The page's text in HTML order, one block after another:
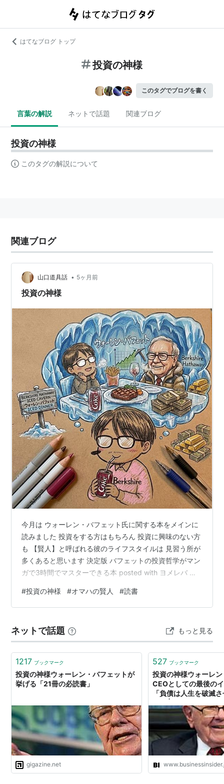
はてなブログ トップ
投資の神様
このタグでブログを書く
言葉の解説 ネットで話題 関連ブログ
投資の神様
このタグの解説について
関連ブログ
山口道具話 • 5ヶ月前
投資の神様
今月は ウォーレン・バフェット氏に関する本をメインに
読みました 投資をする方はもちろん 投資に興味のない方
も 【賢人】と呼ばれる彼のライフスタイルは 見習う所が
多くあると思います 決定版 バフェットの投資哲学がマン
ガで3時間でマスターできる本 posted with ヨメレバ 桑
Amazon thelooms.blog.fc2.com とっつきにくさが否め
ない方はマンガの本がいいかもしれません 読書も投資と
と？ 未来を透視することに闘志を燃やすぜ。。。←凍〇
しちゃわない？ ランキン…
#投資の神様 #オマハの賢人 #読書
ネットで話題 もっと見る
1217 ブックマーク
投資の神様ウォーレン・バフェットが
挙げる「21冊の必読書」
gigazine.net
527 ブックマーク
投資の神様ウォーレ
CEOとしての最後の
「負債は人生を破滅